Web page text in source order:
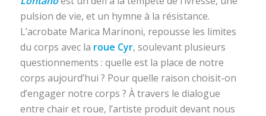
pulsion de vie, et un hymne à la résistance.
L’acrobate Marica Marinoni, repousse les limites
du corps avec la roue Cyr, soulevant plusieurs
questionnements : quelle est la place de notre
corps aujourd’hui ? Pour quelle raison choisit-on
d’engager notre corps ? À travers le dialogue
entre chair et roue, l’artiste produit devant nous